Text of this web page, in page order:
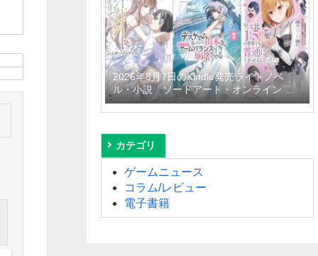
でレベル9999の仲間達を手に入れて元パ
ーティーメンバーと世界に復讐＆『ざま
ぁ！』します！ 23巻」など
2026年8月7日のKindle発売ライトノベ
ル・小説「ソードアート・オンライン マ
テリアル1 シュガーリィ・デイズ」「デス
ゲームに巻き込まれた山本さん、気ままに
比1：5の世界でも普通に生きられると思
った？6 ～激重感情な彼女たちが無自覚男
子に翻弄されたら～」など
カテゴリ
ゲームニュース
コラム/レビュー
電子書籍